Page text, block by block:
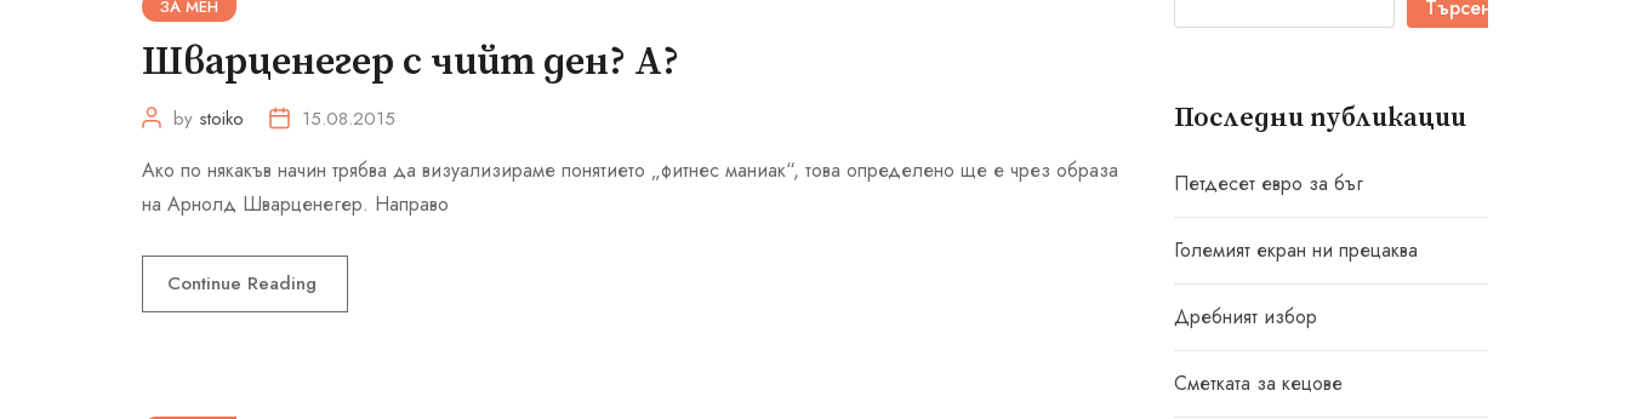
ЗА МЕН
Шварценегер с чийт ден? А?
by stoiko 15.08.2015
Ако по някакъв начин трябва да визуализираме понятието „фитнес маниак“, това определено ще е чрез образа
на Арнолд Шварценегер. Направо
Continue Reading
Търсене
Последни публикации
Петдесет евро за бъг
Големият екран ни прецаква
Дребният избор
Сметката за кецове